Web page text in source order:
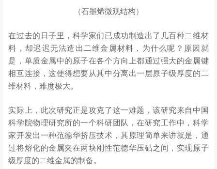
（石墨烯微观结构）
在过去的日子里，科学家们已成功制造出了几百种二维材
料，却迟迟无法造出二维金属材料，为什么呢？原因就
是，单质金属中的原子在各个方向上都通过强大的金属键
相互连接，这使得想要从其中分离出一层原子级厚度的二
维材料，难度极大。
实际上，此次研究正是攻克了这一难题，该研究来自中国
科学院物理研究所的一个科研团队，在研究工作中，科学
家开发出一种范德华挤压技术，其原理简单来讲就是，通
过将熔化的金属夹在两块刚性范德华压砧之间，实现原子
级厚度的二维金属的制备。